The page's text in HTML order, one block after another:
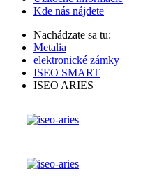
Kde nás nájdete
Nachádzate sa tu:
Metalia
elektronické zámky
ISEO SMART
ISEO ARIES